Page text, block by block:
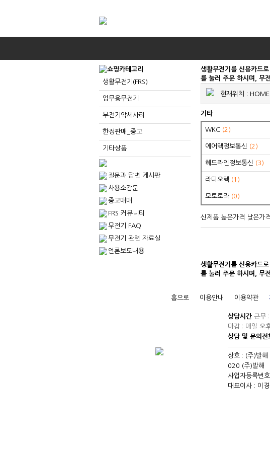
생활무전기(FRS)
업무용무전기
무전기악세사리
한정판매_중고
기타상품
질문과 답변 게시판
사용소감문
중고매매
FRS 커뮤니티
무전기 FAQ
무전기 관련 자료실
언론보도내용
생활무전기를 신용카드
를 눌러 주문 하시며, 무
현재위치 : HOME
기타
WKC (2)
에어텍정보통신 (2)
헤드라인정보통신 (3)
라디오텍 (1)
모토로라 (0)
신제품 높은가격 낮은가격
생활무전기를 신용카드
를 눌러 주문 하시며, 무
홈으로 이용안내 이용약관
상담시간 근무
마감 : 매일 오
상담 및 문의전
상호 : (주)발해
020 (주)발해
사업자등록번
대표이사 : 이